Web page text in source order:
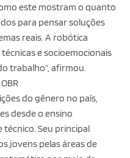
este mostram o quanto
para pensar soluções
reais. A robótica
e socioemocionais
trabalho”, afirmou.
do gênero no país,
desde o ensino
Seu principal
jovens pelas áreas de